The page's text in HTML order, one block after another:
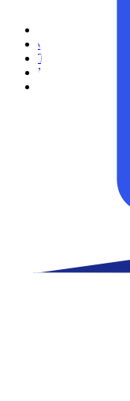
Cinemas
Teatro
Eventos